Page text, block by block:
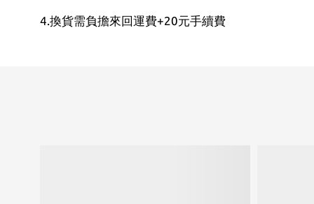
4.換貨需負擔來回運費+20元手續費